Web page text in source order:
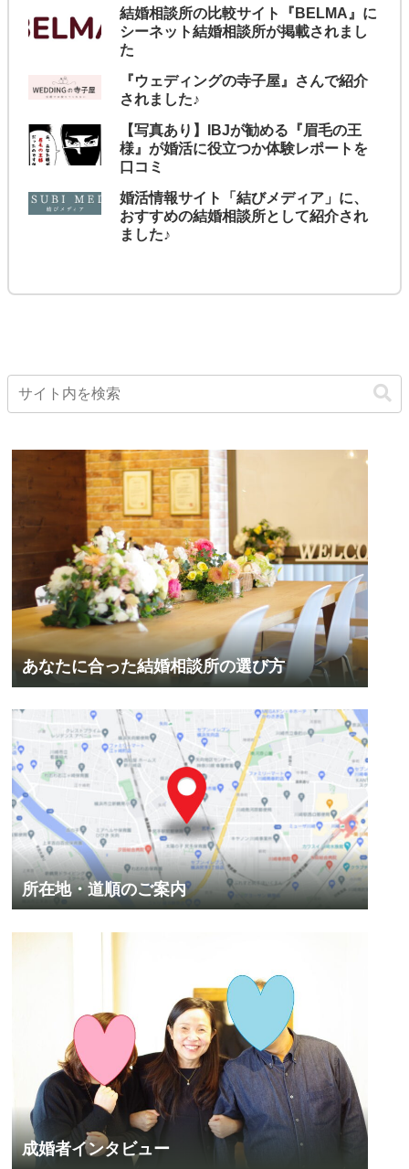
結婚相談所の比較サイト『BELMA』に
シーネット結婚相談所が掲載されまし
た
『ウェディングの寺子屋』さんで紹介
されました♪
【写真あり】IBJが勧める『眉毛の王
様』が婚活に役立つか体験レポートを
口コミ
婚活情報サイト「結びメディア」に、
おすすめの結婚相談所として紹介され
ました♪
あなたに合った結婚相談所の選び方
所在地・道順のご案内
成婚者インタビュー